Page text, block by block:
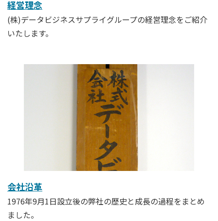
経営理念
(株)データビジネスサプライグループの経営理念をご紹介
いたします。
会社沿革
1976年9月1日設立後の弊社の歴史と成長の過程をまとめ
ました。